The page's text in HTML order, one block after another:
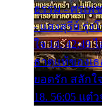
ธรรม - ศรเพ
- แสงสุรีย์ รุ่ง
ใจ 14. 42:49
ธาตุแท้ของเธ
ยอดรัก สลักใ
18. 56:05 แต๋